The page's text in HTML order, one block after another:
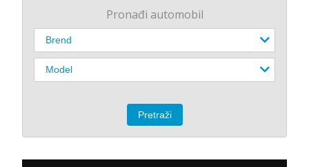
Pronađi automobil